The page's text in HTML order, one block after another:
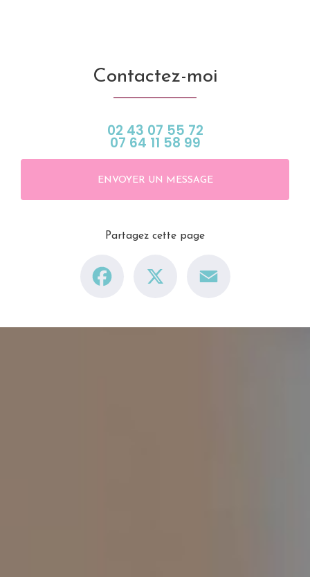
Contactez-moi
02 43 07 55 72
07 64 11 58 99
ENVOYER UN MESSAGE
Partagez cette page